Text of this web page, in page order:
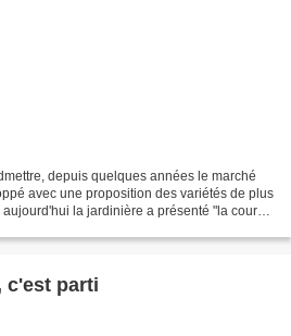
depuis quelques années le marché
avec une proposition des variétés de plus
la jardinière a présenté "la courge
c'est parti